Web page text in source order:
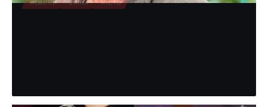
НОВИНИ ВІЙНА МІСТО